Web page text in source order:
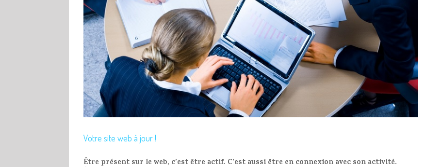
Votre site web à jour !
Être présent sur le web, c’est être actif. C’est aussi être en connexion avec son activité.